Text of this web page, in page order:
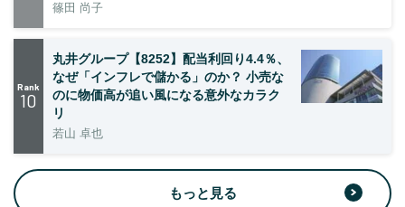
篠田 尚子
Rank
10
丸井グループ【8252】配当利回り4.4％、
なぜ「インフレで儲かる」のか？ 小売な
のに物価高が追い風になる意外なカラク
リ
若山 卓也
もっと見る